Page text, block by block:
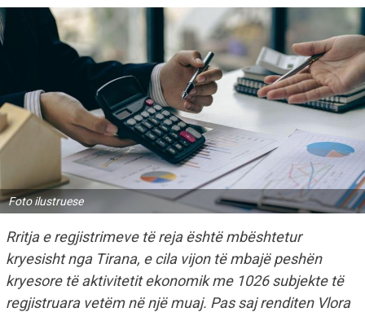
Foto ilustruese
Rritja e regjistrimeve të reja është mbështetur
kryesisht nga Tirana, e cila vijon të mbajë peshën
kryesore të aktivitetit ekonomik me 1026 subjekte të
regjistruara vetëm në një muaj. Pas saj renditen Vlora